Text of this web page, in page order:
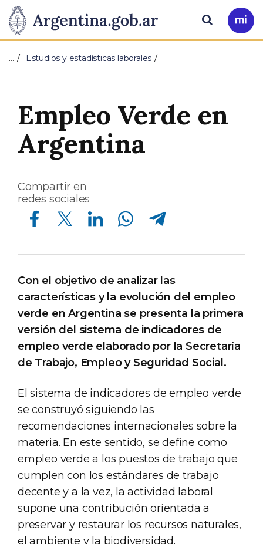
Presidencia
de
Nación
Pasar al contenido principal
Ir
a
Buscar
… Estudios y estadísticas laborales
Empleo Verde en
Argentina
Compartir en
redes sociales
Compartir en Facebook Compartir en Twitter Compartir en Linkedin Compartir en Whatsapp Compartir en Telegram
Con el objetivo de analizar las
características y la evolución del empleo
verde en Argentina se presenta la primera
versión del sistema de indicadores de
empleo verde elaborado por la Secretaría
de Trabajo, Empleo y Seguridad Social.
El sistema de indicadores de empleo verde
se construyó siguiendo las
recomendaciones internacionales sobre la
materia. En este sentido, se define como
empleo verde a los puestos de trabajo que
cumplen con los estándares de trabajo
decente y a la vez, la actividad laboral
supone una contribución orientada a
preservar y restaurar los recursos naturales,
el ambiente y la biodiversidad.